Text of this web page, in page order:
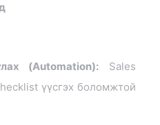
(Automation): Sales
үүсгэх боломжтой